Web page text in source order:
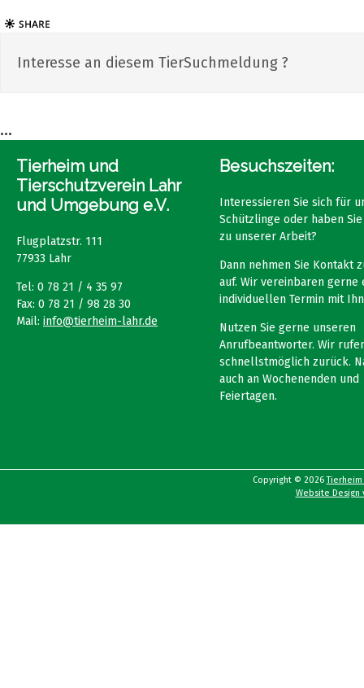
Interesse an diesem TierSuchmeldung ?
...
Tierheim und
Tierschutzverein Lahr
und Umgebung e.V.
Flugplatzstr. 111
77933 Lahr
Tel: 0 78 21 / 4 35 97
Fax: 0 78 21 / 98 28 30
Mail: info@tierheim-lahr.de
Besuchszeiten:
Interessieren Sie sich für
Schützlinge oder haben
zu unserer Arbeit?
Dann nehmen Sie Kontakt
auf. Wir vereinbaren gerne
individuellen Termin mit
Nutzen Sie gerne unseren
Anrufbeantworter. Wir
schnellstmöglich zurück.
auch an Wochenenden und
Feiertagen.
Copyright © 2026Tierheim
Website Design